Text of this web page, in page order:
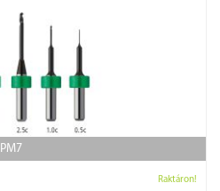
Raktáron!